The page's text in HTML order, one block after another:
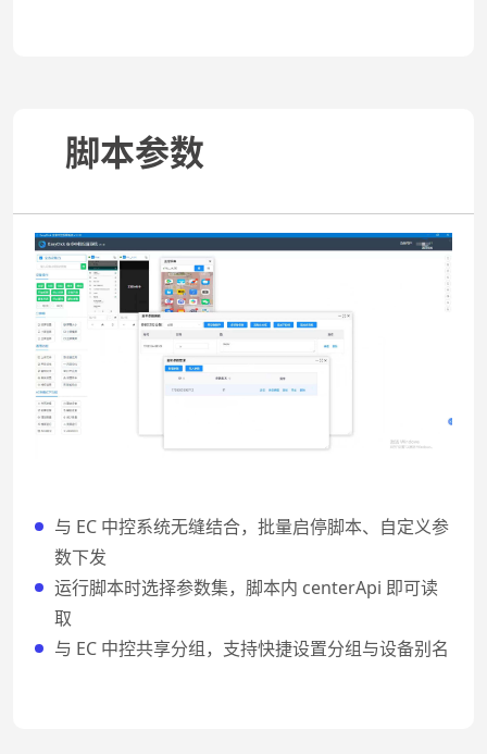
脚本参数
与 EC 中控系统无缝结合，批量启停脚本、自定义参
数下发
运行脚本时选择参数集，脚本内 centerApi 即可读
取
与 EC 中控共享分组，支持快捷设置分组与设备别名